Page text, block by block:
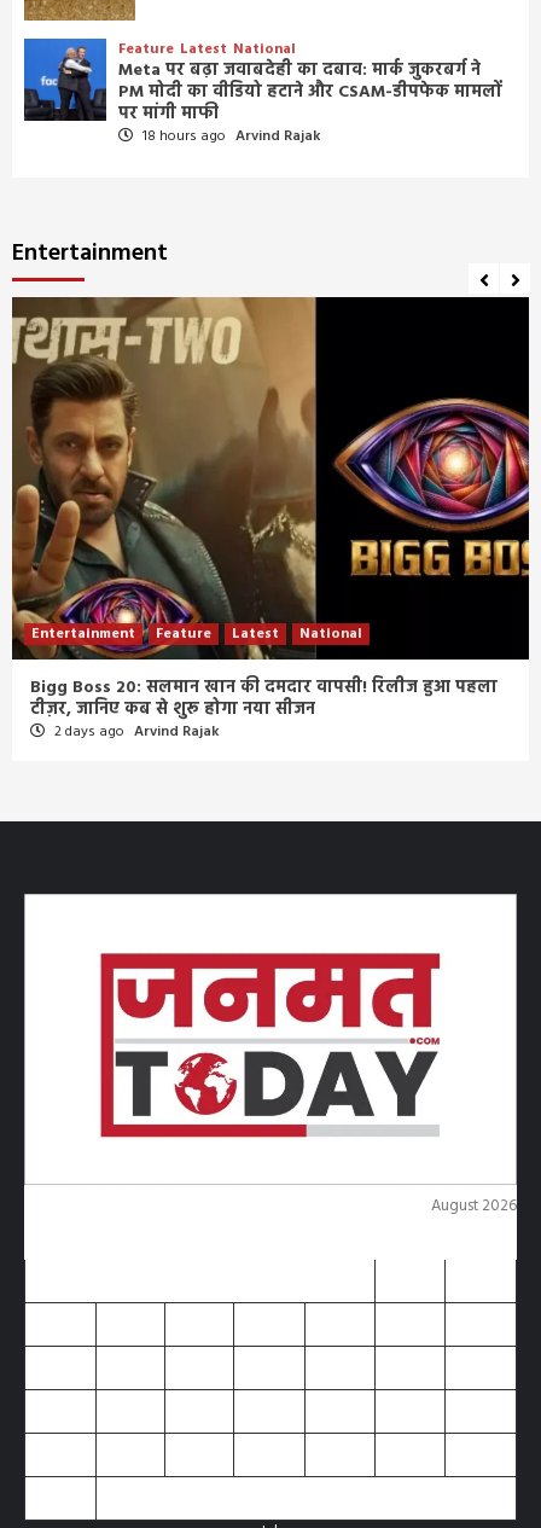
Feature Latest National
Meta पर बढ़ा जवाबदेही का दबाव: मार्क जुकरबर्ग ने
PM मोदी का वीडियो हटाने और CSAM-डीपफेक मामलों
पर मांगी माफी
18 hours ago Arvind Rajak
Entertainment
Entertainment Feature Latest National
Bigg Boss 20: सलमान खान की दमदार वापसी! रिलीज हुआ पहला
टीज़र, जानिए कब से शुरू होगा नया सीजन
2 days ago Arvind Rajak
August 2026